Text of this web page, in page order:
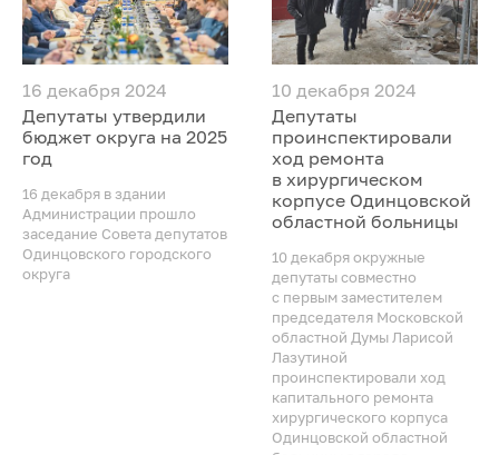
16 декабря 2024
Депутаты утвердили
бюджет округа на 2025
год
16 декабря в здании
Администрации прошло
заседание Совета депутатов
Одинцовского городского
округа
10 декабря 2024
Депутаты
проинспектировали
ход ремонта
в хирургическом
корпусе Одинцовской
областной больницы
10 декабря окружные
депутаты совместно
с первым заместителем
председателя Московской
областной Думы Ларисой
Лазутиной
проинспектировали ход
капитального ремонта
хирургического корпуса
Одинцовской областной